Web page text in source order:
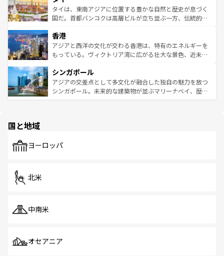
わってみてほしい。 なお、新着の韓国情報はコンテンツ一
覧を参照してほしい。
ーチミン市のフランス統治時代の建物も、独特の雰囲気を
醸し出している。また、バラエティの豊かさとおいしさで
とつ。フォーやバインミー、ベトナムコーヒーなどは、ぜ
ひ現地で味わいたい。どの地域を訪れてもあたたかい人々
が旅行者を迎えてくれるので、きっと忘れられない旅にな
参照してほしい。
タイは、東南アジアに位置する豊かな自然と歴史が息づく
国だ。首都バンコクは高層ビルが立ち並ぶ一方、伝統的な
の活気が交差している。北部ではチェンマイなどの山岳地
帯で自然と触れ合い、南部ではプーケットやクラビの美し
いビーチでリゾート気分を楽しむことができる。タイ料理
激する。気候は一年中温暖で、どの季節にも異なる楽しみ
が待っている。親しみやすいタイの人々、仏教を中心とし
た文化、そして多様な観光資源が、訪れる旅人を魅了し続
香港
アジアと西洋の文化が交わる香港は、特有のエネルギーを
もっている。ヴィクトリア湾に広がる壮大な景色、近未来
み、どこを訪れても感動するはず。観光スポットが密集し
ており、効率よく見どころを回れるのも魅力。息をのむよ
うな絶景から文化的な体験まで、香港を存分に楽しみ尽く
シンガポール
アジアの交差点として多文化が融合した独自の魅力を放つ
シンガポール。未来的な建築物が並ぶマリーナベイ、歴史
で、ホーカーズは地元の風情を楽しめる外せないスポット
国と地域
ヨーロッパ
北米
中南米
オセアニア